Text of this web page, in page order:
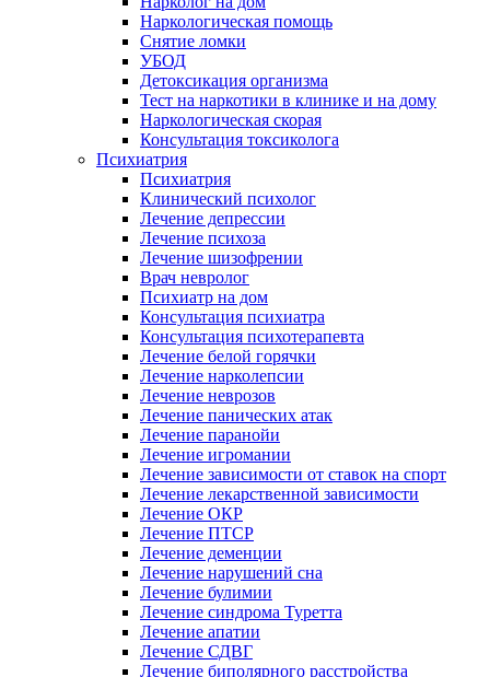
Наркологическая помощь
Снятие ломки
УБОД
Детоксикация организма
Тест на наркотики в клинике и на дому
Наркологическая скорая
Консультация токсиколога
Психиатрия
Психиатрия
Клинический психолог
Лечение депрессии
Лечение психоза
Лечение шизофрении
Врач невролог
Психиатр на дом
Консультация психиатра
Консультация психотерапевта
Лечение белой горячки
Лечение нарколепсии
Лечение неврозов
Лечение панических атак
Лечение паранойи
Лечение игромании
Лечение зависимости от ставок на спорт
Лечение лекарственной зависимости
Лечение ОКР
Лечение ПТСР
Лечение деменции
Лечение нарушений сна
Лечение булимии
Лечение синдрома Туретта
Лечение апатии
Лечение СДВГ
Лечение биполярного расстройства